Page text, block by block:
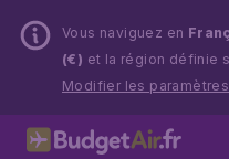
Vous naviguez en
(€) et la région définie
Modifier les